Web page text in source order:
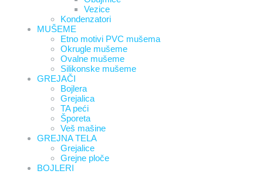
Vezice
Kondenzatori
MUŠEME
Etno motivi PVC mušema
Okrugle mušeme
Ovalne mušeme
Silikonske mušeme
GREJAČI
Bojlera
Grejalica
TA peći
Šporeta
Veš mašine
GREJNA TELA
Grejalice
Grejne ploče
BOJLERI